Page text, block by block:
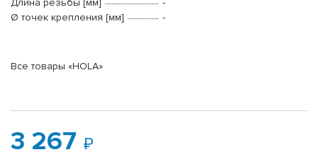
Длина резьбы [мм]
-
Ø точек крепления [мм]
-
Все товары «HOLA»
3 267